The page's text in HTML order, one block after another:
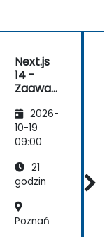
Next.js
14 -
Zaawan
2026-
10-19
09:00
21
godzin
Poznań